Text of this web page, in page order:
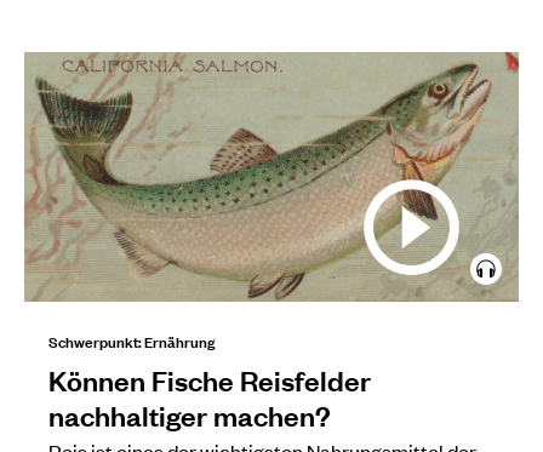
Schwerpunkt: Ernährung
Können Fische Reisfelder
nachhaltiger machen?